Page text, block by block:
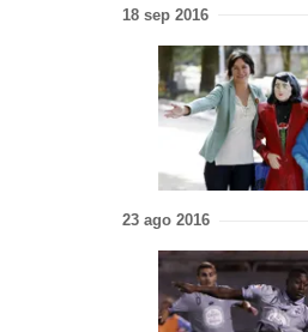
18 sep 2016
23 ago 2016